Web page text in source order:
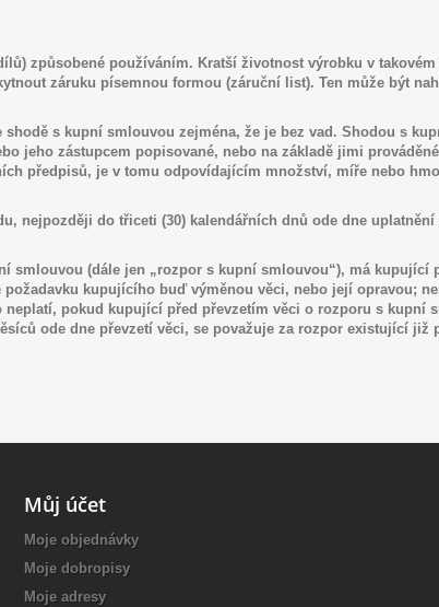
způsobené používáním. Kratší životnost výrobku v
záruku písemnou formou (záruční list). Ten může být
shodě s kupní smlouvou zejména, že je bez vad. Shodou s
jeho zástupcem popisované, nebo na základě jimi
předpisů, je v tomu odpovídajícím množství, míře nebo
nejpozději do třiceti (30) kalendářních dnů ode dne
(dále jen „rozpor s kupní smlouvou“), má kupující
kupujícího buď výměnou věci, nebo její opravou;
pokud kupující před převzetím věci o rozporu s
ode dne převzetí věci, se považuje za rozpor existující
Můj účet
Moje objednávky
Moje dobropisy
Moje adresy